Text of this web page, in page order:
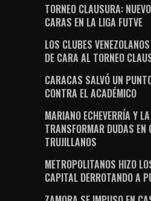
TORNEO CLAUSURA:
CARAS EN LA LIGA FUTVE
LOS CLUBES
DE CARA AL TORNEO
CARACAS SALVÓ UN
CONTRA EL ACADÉMICO
MARIANO ECHEVERRÍA Y
TRANSFORMAR DUDAS EN
TRUJILLANOS
METROPOLITANOS HIZO
CAPITAL DERROTANDO A